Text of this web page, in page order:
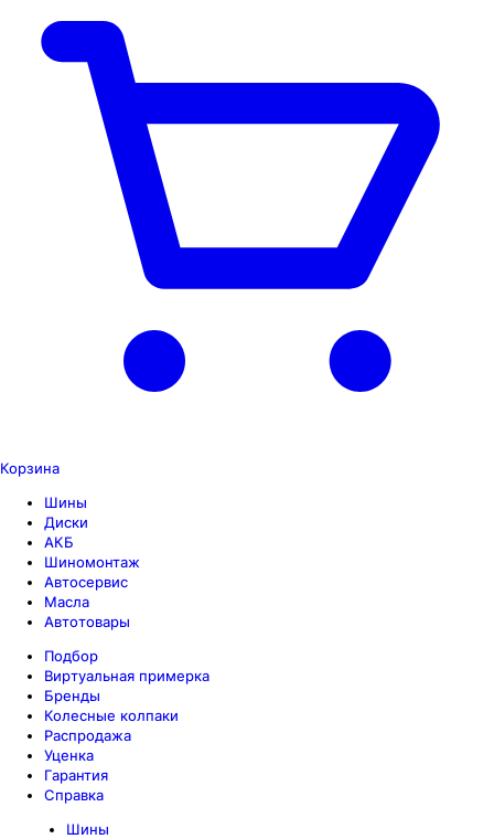
Корзина
Шины
Диски
АКБ
Шиномонтаж
Автосервис
Масла
Автотовары
Подбор
Виртуальная примерка
Бренды
Колесные колпаки
Распродажа
Уценка
Гарантия
Справка
Шины